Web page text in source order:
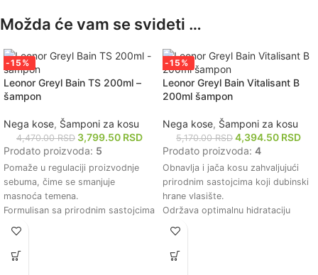
Možda će vam se svideti …
-15%
Leonor Greyl Bain TS 200ml –
šampon
Nega kose, Šamponi za kosu
4,470.00RSD 3,799.50 RSD
Prodato proizvoda: 5
Pomaže u regulaciji proizvodnje
sebuma, čime se smanjuje
masnoća temena.
Formulisan sa prirodnim sastojcima
koji neguju i jačaju kosu.
Ostavlja kosu svežom i laganom,
bez osećaja težine.
-15%
Leonor Greyl Bain Vitalisant B
200ml šampon
Nega kose, Šamponi za kosu
5,170.00RSD 4,394.50 RSD
Prodato proizvoda: 4
Obnavlja i jača kosu zahvaljujući
prirodnim sastojcima koji dubinski
hrane vlasište.
Održava optimalnu hidrataciju
kose, čineći je mekom i sjajnom
bez otežavanja.
Formulacija bez sulfata i parabena